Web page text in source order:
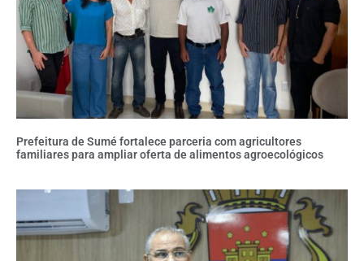
Prefeitura de Sumé fortalece parceria com agricultores
familiares para ampliar oferta de alimentos agroecológicos